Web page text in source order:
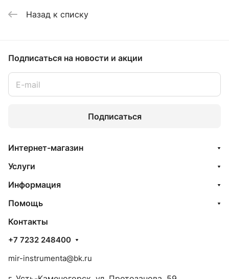
Назад к списку
Подписаться на новости и акции
Подписаться
Интернет-магазин
Услуги
Информация
Помощь
Контакты
+7 7232 248400
mir-instrumenta@bk.ru